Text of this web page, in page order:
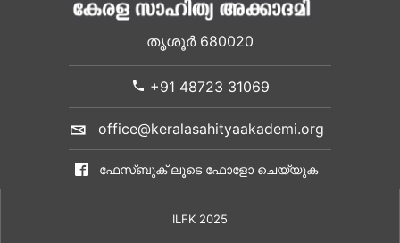
തൃശൂർ 680020
+91 48723 31069
office@keralasahityaakademi.org
ഫേസ്ബുക് ലൂടെ ഫോളോ ചെയ്യുക
ILFK 2025